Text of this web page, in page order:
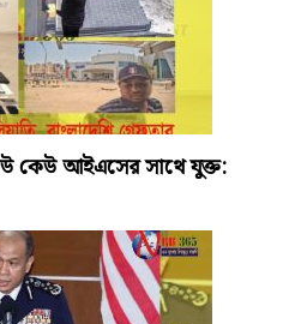
কেউ আইএসের সাথে যুক্ত: